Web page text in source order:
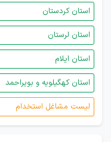
استان کردستان
استان لرستان
استان ایلام
استان کهگیلویه و بویراحمد
لیست مشاغل استخدام